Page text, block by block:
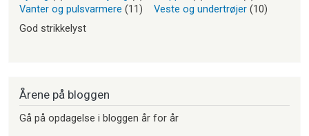
Vanter og pulsvarmere (11) Veste og undertrøjer (10)
God strikkelyst
Årene på bloggen
Gå på opdagelse i bloggen år for år